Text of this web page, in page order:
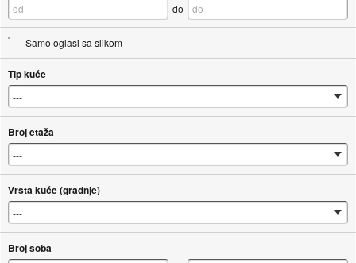
do
Samo oglasi sa slikom
Tip kuće
Broj etaža
Vrsta kuće (gradnje)
Broj soba